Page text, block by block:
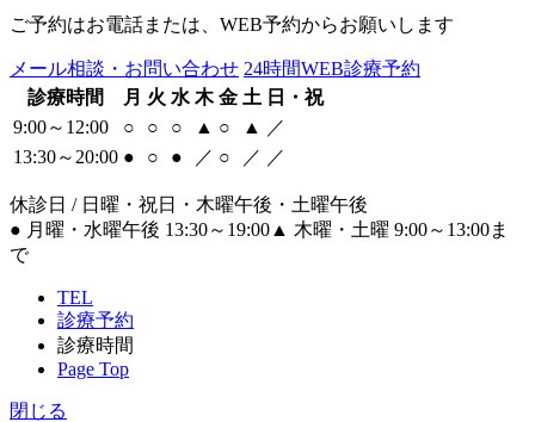
ご予約はお電話または、WEB予約からお願いします
メール相談・お問い合わせ 24時間WEB診療予約
診療時間
月 火 水 木 金 土 日・祝
9:00～12:00
○ ○ ○ ▲ ○ ▲
／
13:30～20:00 ● ○ ● ／ ○ ／ ／
休診日 / 日曜・祝日・木曜午後・土曜午後
● 月曜・水曜午後 13:30～19:00 ▲ 木曜・土曜 9:00～13:00ま
で
TEL
診療予約
診療時間
Page Top
閉じる